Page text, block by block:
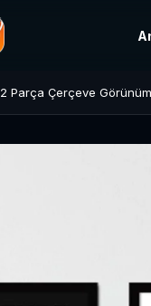
2 Parça Çerçeve